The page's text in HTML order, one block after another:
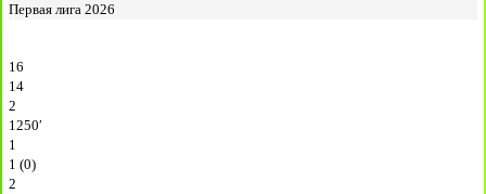
Первая лига 2026
16
14
2
1250′
1
1 (0)
2